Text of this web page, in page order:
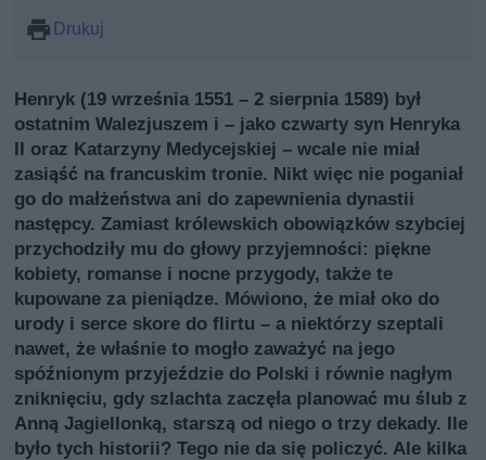
Drukuj
Henryk (19 września 1551 – 2 sierpnia 1589) był
ostatnim Walezjuszem i – jako czwarty syn Henryka
II oraz Katarzyny Medycejskiej – wcale nie miał
zasiąść na francuskim tronie. Nikt więc nie poganiał
go do małżeństwa ani do zapewnienia dynastii
następcy. Zamiast królewskich obowiązków szybciej
przychodziły mu do głowy przyjemności: piękne
kobiety, romanse i nocne przygody, także te
kupowane za pieniądze. Mówiono, że miał oko do
urody i serce skore do flirtu – a niektórzy szeptali
nawet, że właśnie to mogło zaważyć na jego
spóźnionym przyjeździe do Polski i równie nagłym
zniknięciu, gdy szlachta zaczęła planować mu ślub z
Anną Jagiellonką, starszą od niego o trzy dekady. Ile
było tych historii? Tego nie da się policzyć. Ale kilka